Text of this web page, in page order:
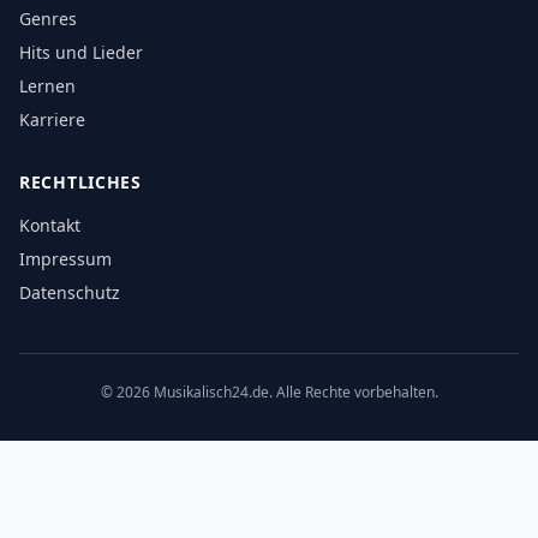
Genres
Hits und Lieder
Lernen
Karriere
RECHTLICHES
Kontakt
Impressum
Datenschutz
©2026Musikalisch24.de. Alle Rechte vorbehalten.